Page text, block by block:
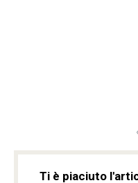
Ti è piaciuto